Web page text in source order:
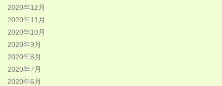
2020年12月
2020年11月
2020年10月
2020年9月
2020年8月
2020年7月
2020年6月